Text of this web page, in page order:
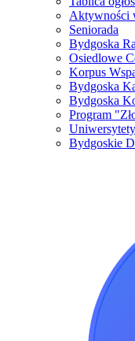
Aktywności
Seniorada
Bydgoska
Osiedlowe
Korpus
Bydgoska
Bydgoska
Program
Bydgoskie